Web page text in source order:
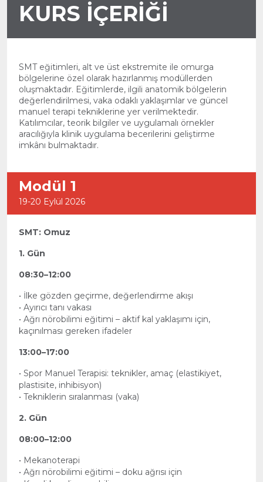
KURS İÇERİĞİ
SMT eğitimleri, alt ve üst ekstremite ile omurga
bölgelerine özel olarak hazırlanmış modüllerden
oluşmaktadır. Eğitimlerde, ilgili anatomik bölgelerin
değerlendirilmesi, vaka odaklı yaklaşımlar ve güncel
manuel terapi tekniklerine yer verilmektedir.
Katılımcılar, teorik bilgiler ve uygulamalı örnekler
aracılığıyla klinik uygulama becerilerini geliştirme
imkânı bulmaktadır.
Modül 1
19-20 Eylül 2026
SMT: Omuz
1. Gün
08:30–12:00
• İlke gözden geçirme, değerlendirme akışı
• Ayırıcı tanı vakası
• Ağrı nörobilimi eğitimi – aktif kal yaklaşımı için,
kaçınılması gereken ifadeler
13:00–17:00
• Spor Manuel Terapisi: teknikler, amaç (elastikiyet,
plastisite, inhibisyon)
• Tekniklerin sıralanması (vaka)
2. Gün
08:00–12:00
• Mekanoterapi
• Ağrı nörobilimi eğitimi – doku ağrısı için